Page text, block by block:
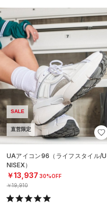
SALE
直営限定
UAアイコン96（ライフスタイル/U
NISEX）
￥13,937 30%OFF
￥19,910